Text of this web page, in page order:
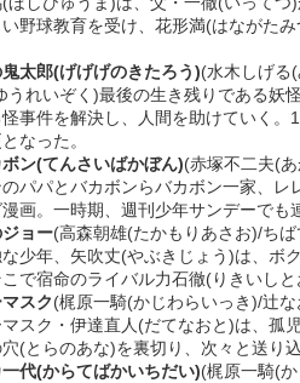
い野球教育を受け、花形満(はながた
太郎(げげげのきたろう)(水木しげ
うれいぞく)最後の生き残りである妖
事件を解決し、人間を助けていく
なった。
ン(てんさいばかぼん)(赤塚不二夫(
パパとバカボンらバカボン一家、
画。一時期、週刊少年サンデーでも
ョー(高森朝雄(たかもりあさお)/ち
少年、矢吹丈(やぶきじょう)は、ボ
こで宿命のライバル力石徹(りきいし
スク(梶原一騎(かじわらいっき)/辻
マスク・伊達直人(だてなおと)は、孤
(とらのあな)を裏切り、次々と送り
代(からてばかいちだい)(梶原一騎(